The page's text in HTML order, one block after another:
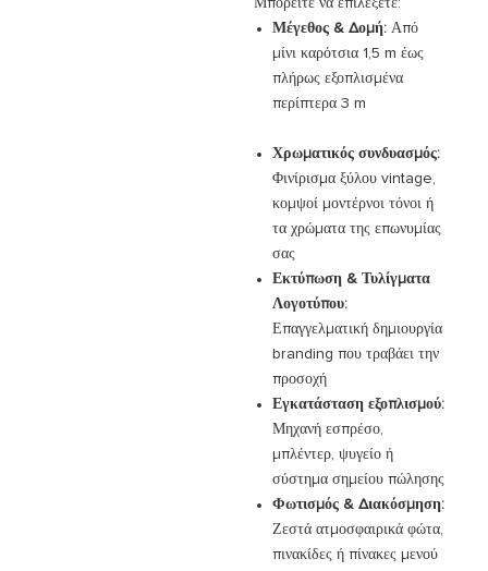
Μέγεθος & Δομή:Από
μίνι καρότσια 1,5 m έως
πλήρως εξοπλισμένα
περίπτερα 3 m
Χρωματικός συνδυασμός:
Φινίρισμα ξύλου vintage,
κομψοί μοντέρνοι τόνοι ή
τα χρώματα της επωνυμίας
σας
Εκτύπωση & Τυλίγματα
Λογοτύπου:
Επαγγελματική δημιουργία
branding που τραβάει την
προσοχή
Εγκατάσταση εξοπλισμού:
Μηχανή εσπρέσο,
μπλέντερ, ψυγείο ή
σύστημα σημείου πώλησης
Φωτισμός & Διακόσμηση:
Ζεστά ατμοσφαιρικά φώτα,
πινακίδες ή πίνακες μενού